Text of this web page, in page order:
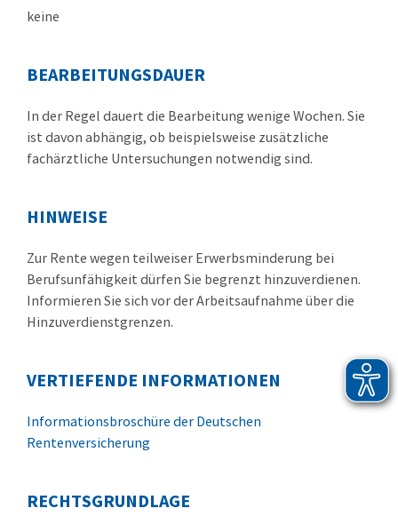
keine
BEARBEITUNGSDAUER
In der Regel dauert die Bearbeitung wenige Wochen. Sie
ist davon abhängig, ob beispielsweise zusätzliche
fachärztliche Untersuchungen notwendig sind.
HINWEISE
Zur Rente wegen teilweiser Erwerbsminderung bei
Berufsunfähigkeit dürfen Sie begrenzt hinzuverdienen.
Informieren Sie sich vor der Arbeitsaufnahme über die
Hinzuverdienstgrenzen.
VERTIEFENDE INFORMATIONEN
Informationsbroschüre der Deutschen
Rentenversicherung
RECHTSGRUNDLAGE